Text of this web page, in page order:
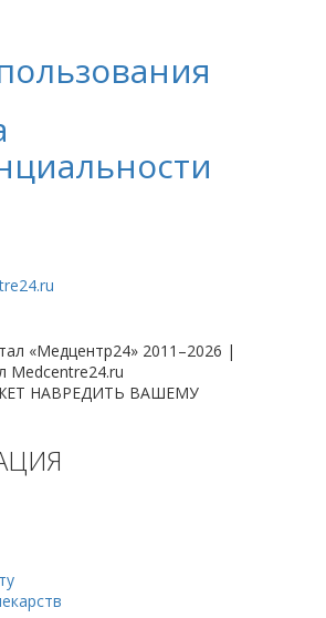
«Медцентр24» 2011–2026 |
Medcentre24.ru
НАВРЕДИТЬ ВАШЕМУ